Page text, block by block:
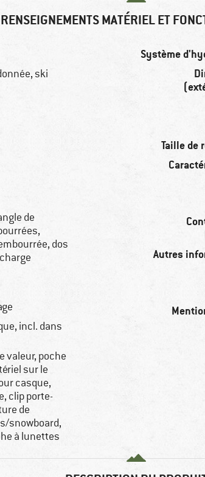
RENSEIGNEMENTS MATÉRIEL ET
ski
de
dos
incl. dans
valeur, poche
sur le
casque,
clip porte-
de
snowboard,
à lunettes
Système
Taille de
Autres